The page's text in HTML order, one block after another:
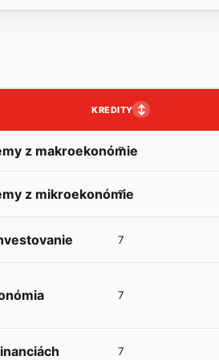
KREDITY ↕
z makroekonómie
7
z mikroekonómie
7
7
7
7